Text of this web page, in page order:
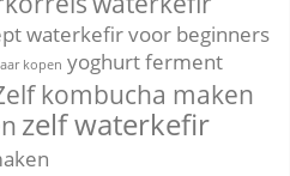
waterkefir voor beginners
kopen yoghurt ferment
kombucha maken
zelf waterkefir